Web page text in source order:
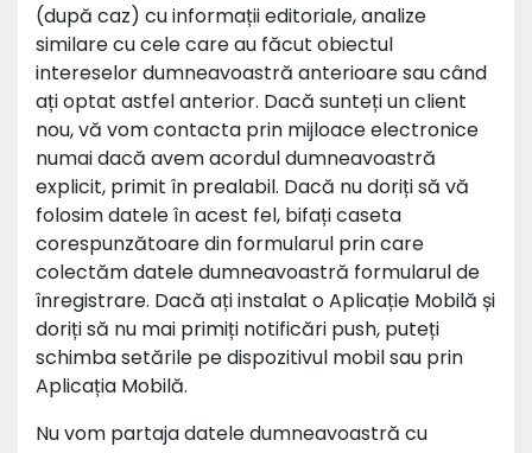
(după caz) cu informații editoriale, analize
similare cu cele care au făcut obiectul
intereselor dumneavoastră anterioare sau când
ați optat astfel anterior. Dacă sunteți un client
nou, vă vom contacta prin mijloace electronice
numai dacă avem acordul dumneavoastră
explicit, primit în prealabil. Dacă nu doriți să vă
folosim datele în acest fel, bifați caseta
corespunzătoare din formularul prin care
colectăm datele dumneavoastră formularul de
înregistrare. Dacă ați instalat o Aplicație Mobilă și
doriți să nu mai primiți notificări push, puteți
schimba setările pe dispozitivul mobil sau prin
Aplicația Mobilă.
Nu vom partaja datele dumneavoastră cu